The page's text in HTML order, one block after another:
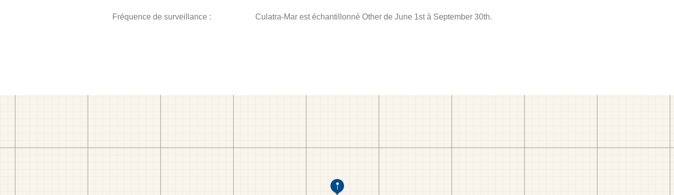
Fréquence de surveillance : Culatra-Mar est échantillonné Other de June 1st à September 30th.